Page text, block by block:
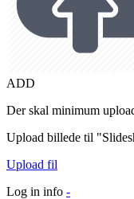
ADD
Der skal minimum
Upload billede til
Upload fil
Log in info -